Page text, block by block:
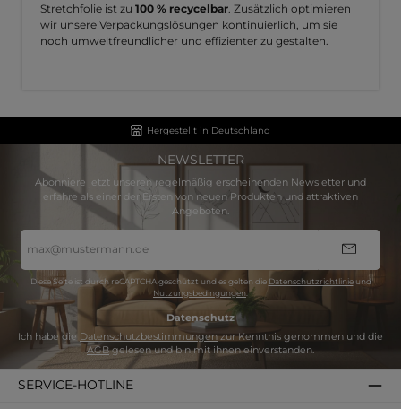
Stretchfolie ist zu 100 % recycelbar . Zusätzlich optimieren
wir unsere Verpackungslösungen kontinuierlich, um sie
noch umweltfreundlicher und effizienter zu gestalten.
Hergestellt in Deutschland
NEWSLETTER
Abonniere jetzt unseren regelmäßig erscheinenden Newsletter und
erfahre als einer der Ersten von neuen Produkten und attraktiven
Angeboten.
Mail-
Adresse
Diese Seite ist durch reCAPTCHA geschützt und es gelten die Datenschutzrichtlinieund
Nutzungsbedingungen.
Datenschutz
Ich habe die Datenschutzbestimmungenzur Kenntnis genommen und die
AGBgelesen und bin mit ihnen einverstanden.
SERVICE-HOTLINE